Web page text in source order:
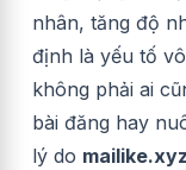
nhân, tăng độ
định là yếu tố
không phải ai
bài đăng hay
lý do mailike.xyz